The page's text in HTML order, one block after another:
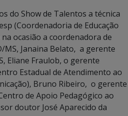
do Show de Talentos a técnica
(Coordenadoria de Educação
ocasião a coordenadora de
MS, Janaina Belato, a gerente
Eliane Fraulob, o gerente
Estadual de Atendimento ao
Bruno Ribeiro, o gerente
de Apoio Pedagógico ao
doutor José Aparecido da